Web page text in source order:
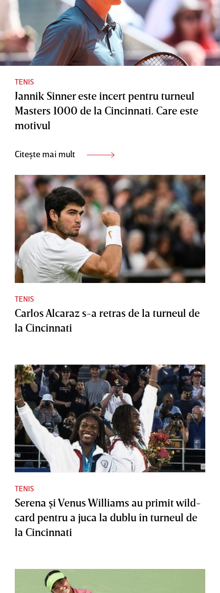
TENIS
Jannik Sinner este incert pentru turneul
Masters 1000 de la Cincinnati. Care este
motivul
Citește mai mult
TENIS
Carlos Alcaraz s-a retras de la turneul de
la Cincinnati
TENIS
Serena şi Venus Williams au primit wild-
card pentru a juca la dublu în turneul de
la Cincinnati